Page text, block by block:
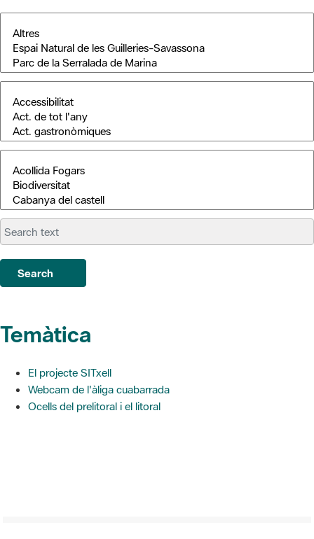
Search
Temàtica
El projecte SITxell
Webcam de l'àliga cuabarrada
Ocells del prelitoral i el litoral